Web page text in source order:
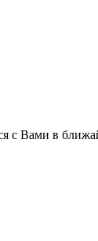
с Вами в